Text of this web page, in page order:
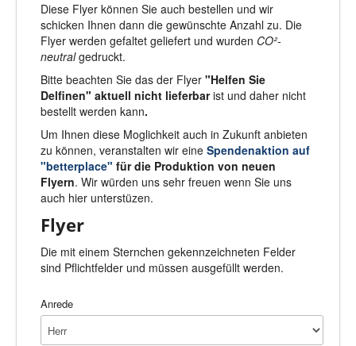
Diese Flyer können Sie auch bestellen und wir
schicken Ihnen dann die gewünschte Anzahl zu. Die
Flyer werden gefaltet geliefert und wurden CO²-
neutralgedruckt.
Bitte beachten Sie das der Flyer "Helfen Sie
Delfinen" aktuell nicht lieferbarist und daher nicht
bestellt werden kann.
Um Ihnen diese Moglichkeit auch in Zukunft anbieten
zu können, veranstalten wir eine Spendenaktion auf
"betterplace" für die Produktion von neuen
Flyern. Wir würden uns sehr freuen wenn Sie uns
auch hier unterstüzen.
Flyer
Die mit einem Sternchen gekennzeichneten Felder
sind Pflichtfelder und müssen ausgefüllt werden.
Anrede